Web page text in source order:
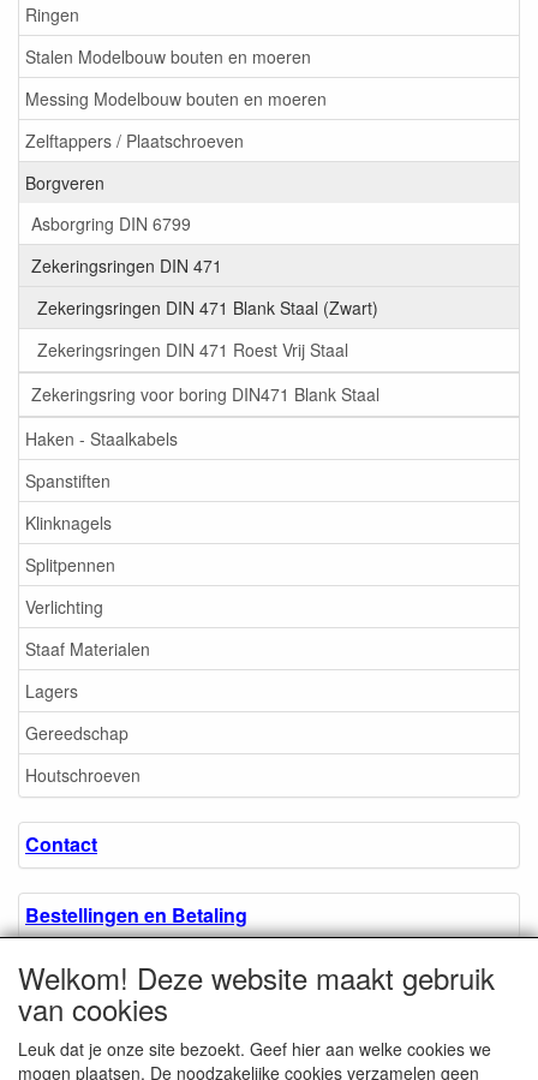
Ringen
Stalen Modelbouw bouten en moeren
Messing Modelbouw bouten en moeren
Zelftappers / Plaatschroeven
Borgveren
Asborgring DIN 6799
Zekeringsringen DIN 471
Zekeringsringen DIN 471 Blank Staal (Zwart)
Zekeringsringen DIN 471 Roest Vrij Staal
Zekeringsring voor boring DIN471 Blank Staal
Haken - Staalkabels
Spanstiften
Klinknagels
Splitpennen
Verlichting
Staaf Materialen
Lagers
Gereedschap
Houtschroeven
Contact
Bestellingen en Betaling
Algemene voorwaarden
Over ons.
Welkom! Deze website maakt gebruik
van cookies
Leuk dat je onze site bezoekt. Geef hier aan welke cookies we
mogen plaatsen. De noodzakelijke cookies verzamelen geen